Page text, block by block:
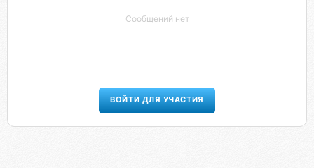
Сообщений нет
ВОЙТИ ДЛЯ УЧАСТИЯ